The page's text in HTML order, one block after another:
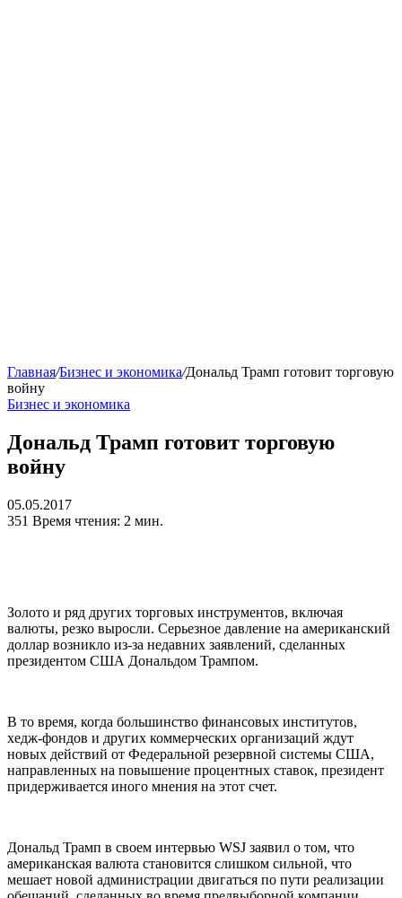
Главная/Бизнес и экономика/Дональд Трамп готовит торговую
войну
Бизнес и экономика
Дональд Трамп готовит торговую
войну
05.05.2017
351 Время чтения: 2 мин.
Золото и ряд других торговых инструментов, включая
валюты, резко выросли. Серьезное давление на американский
доллар возникло из-за недавних заявлений, сделанных
президентом США Дональдом Трампом.
В то время, когда большинство финансовых институтов,
хедж-фондов и других коммерческих организаций ждут
новых действий от Федеральной резервной системы США,
направленных на повышение процентных ставок, президент
придерживается иного мнения на этот счет.
Дональд Трамп в своем интервью WSJ заявил о том, что
американская валюта становится слишком сильной, что
мешает новой администрации двигаться по пути реализации